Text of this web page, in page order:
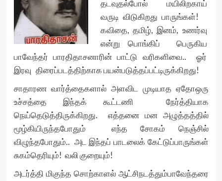
தடவுதல்போல் மயிலிறகாய்
வருடி விடுகிறது பாருங்கள்!
கவிதை, தமிழ், இனம், உணர்வு
என்று பொங்கிப் பெருகிய
பாவேந்தர் பாரதிதாசனாரின் பாட்டு வரிகளிவை.. ஓர்
இரவு திரைப்படத்திற்காக பயன்படுத்தப்பட்டிருக்கிறது!
சாதாரண வார்த்தைகளால் அளவிட முடியாத ஏதோஒரு
உச்சத்தை இந்தக் கூட்டணி நேர்த்தியாக
நெய்தெடுத்திருக்கிறது. எத்தனை மன அழுத்தத்தில்
மூழ்கியிருந்தபோதும் எந்த சோகம் நெஞ்சில்
விழுந்தபோதும்.. அட இந்தப் பாடலைக் கேட்டுப்பாருங்கள்
சுகம்தெரியும்! வலி குறையும்!
அடர்த்தி மிகுந்த சொற்காளல் ஆட்சிநடத்தும்பாவேந்தரை